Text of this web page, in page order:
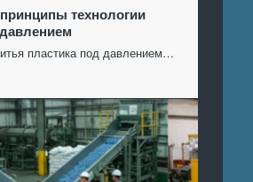
технологии
пластика под давлением…